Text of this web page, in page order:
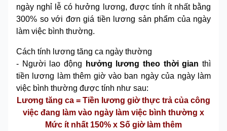
ngày nghỉ lễ có hưởng lương, được tính ít nhất bằng
300% so với đơn giá tiền lương sản phẩm của ngày
làm việc bình thường.
Cách tính lương tăng ca ngày thường
- Người lao động
hưởng lương theo thời gian thì
tiền lương làm thêm giờ vào ban ngày của ngày làm
việc bình thường được tính như sau:
Lương tăng ca = Tiền lương giờ thực trả của công
việc đang làm vào ngày làm việc bình thường x
Mức ít nhất 150% x Số giờ làm thêm